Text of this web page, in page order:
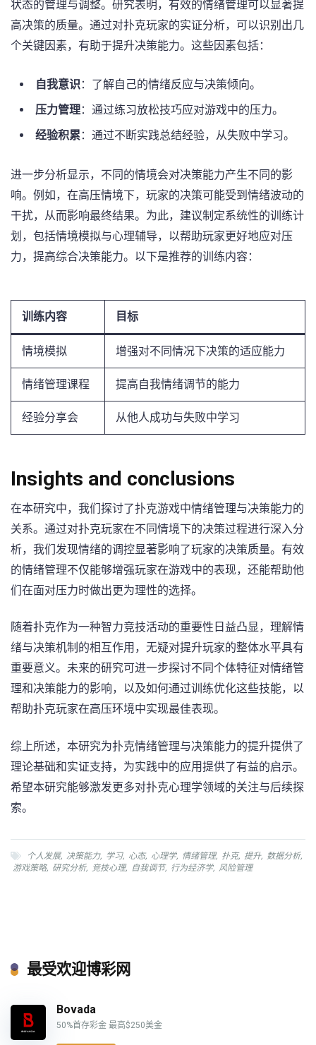
状态的管理与调整。研究表明，有效的情绪管理可以显著提
高决策的质量。通过对扑克玩家的实证分析，可以识别出几
个关键因素，有助于提升决策能力。这些因素包括：
自我意识：了解自己的情绪反应与决策倾向。
压力管理：通过练习放松技巧应对游戏中的压力。
经验积累 ：通过不断实践总结经验，从失败中学习。
进一步分析显示，不同的情境会对决策能力产生不同的影
响。例如，在高压情境下，玩家的决策可能受到情绪波动的
干扰，从而影响最终结果。为此，建议制定系统性的训练计
划，包括情境模拟与心理辅导，以帮助玩家更好地应对压
力，提高综合决策能力。以下是推荐的训练内容：
训练内容 目标
情境模拟 增强对不同情况下决策的适应能力
情绪管理课程 提高自我情绪调节的能力
经验分享会 从他人成功与失败中学习
Insights and conclusions
在本研究中，我们探讨了扑克游戏中情绪管理与决策能力的
关系。通过对扑克玩家在不同情境下的决策过程进行深入分
析，我们发现情绪的调控显著影响了玩家的决策质量。有效
的情绪管理不仅能够增强玩家在游戏中的表现，还能帮助他
们在面对压力时做出更为理性的选择。
随着扑克作为一种智力竞技活动的重要性日益凸显，理解情
绪与决策机制的相互作用，无疑对提升玩家的整体水平具有
重要意义。未来的研究可进一步探讨不同个体特征对情绪管
理和决策能力的影响，以及如何通过训练优化这些技能，以
帮助扑克玩家在高压环境中实现最佳表现。
综上所述，本研究为扑克情绪管理与决策能力的提升提供了
理论基础和实证支持，为实践中的应用提供了有益的启示。
希望本研究能够激发更多对扑克心理学领域的关注与后续探
索。
个人发展, 决策能力, 学习, 心态, 心理学, 情绪管理, 扑克, 提升, 数据分析,
游戏策略, 研究分析, 竞技心理, 自我调节, 行为经济学, 风险管理
最受欢迎博彩网
Bovada
50%首存彩金 最高$250美金